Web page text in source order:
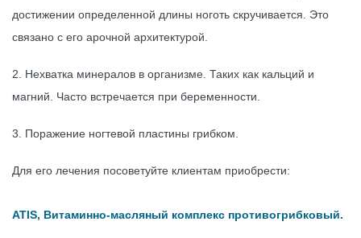
достижении определенной длины ноготь скручивается. Это
связано с его арочной архитектурой.
2. Нехватка минералов в организме. Таких как кальций и
магний. Часто встречается при беременности.
3. Поражение ногтевой пластины грибком.
Для его лечения посоветуйте клиентам приобрести:
ATIS, Витаминно-масляный комплекс противогрибковый.